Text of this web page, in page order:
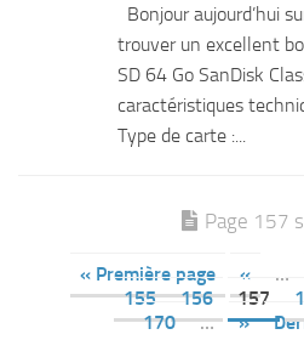
Bonjour aujourd’hui
trouver un excellent
SD 64 Go SanDisk
caractéristiques
Type de carte :...
Page 157
« Première page « …
155
156 157
170
… »